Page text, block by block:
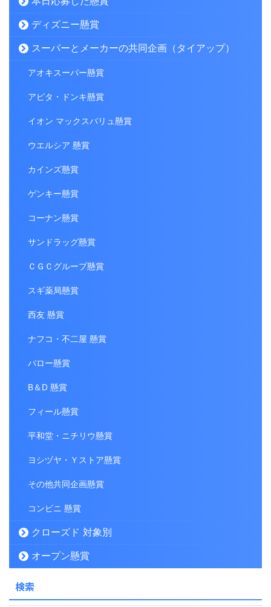
ディズニー懸賞
スーパーとメーカーの共同企画（タイアップ）
アオキスーパー懸賞
アピタ・ドンキ懸賞
イオン マックスバリュ懸賞
ウエルシア 懸賞
カインズ懸賞
ゲンキー懸賞
コーナン懸賞
サンドラッグ懸賞
ＣＧＣグループ懸賞
スギ薬局懸賞
西友 懸賞
ナフコ・不二屋 懸賞
バロー懸賞
B＆D 懸賞
フィール懸賞
平和堂・ニチリウ懸賞
ヨシヅヤ・Ｙストア懸賞
その他共同企画懸賞
コンビニ 懸賞
クローズド 対象別
オープン懸賞
検索